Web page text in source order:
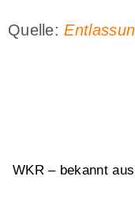
Quelle:
WKR – bekannt